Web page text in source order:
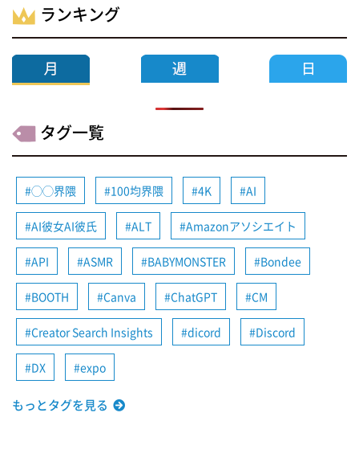
ランキング
タグ一覧
◯◯界隈 100均界隈 4K AI
AI彼女AI彼氏 ALT Amazonアソシエイト
API ASMR BABYMONSTER Bondee
BOOTH Canva ChatGPT CM
Creator Search Insights dicord Discord
DX expo
もっとタグを見る